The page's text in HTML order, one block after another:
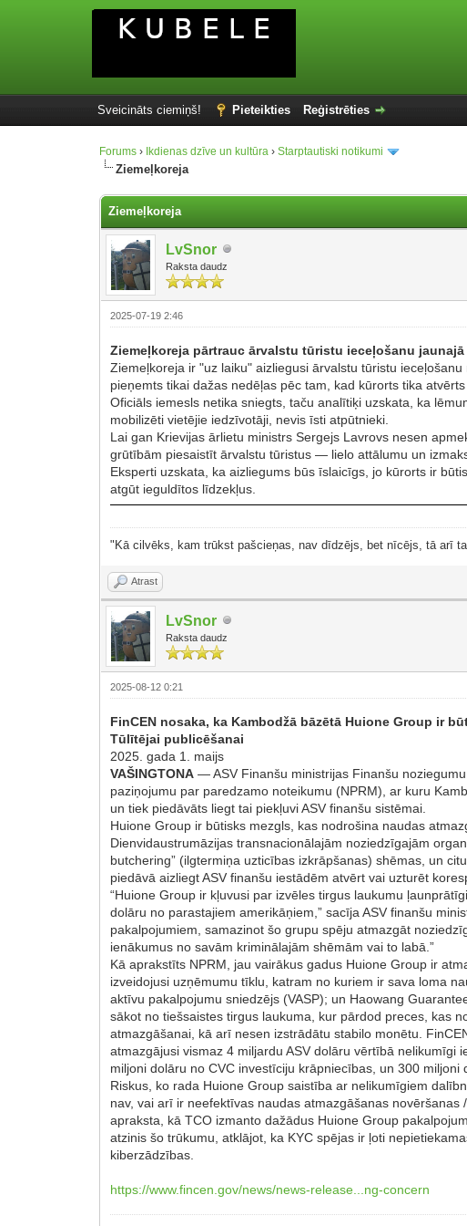
Sveicināts ciemiņš! Pieteikties Reģistrēties
Forums › Ikdienas dzīve un kultūra ›Starptautiski notikumi
Ziemeļkoreja
Ziemeļkoreja
LvSnor
Raksta daudz
2025-07-19 2:46
Ziemeļkoreja pārtrauc ārvalstu tūristu ieceļošanu
Ziemeļkoreja ir "uz laiku" aizliegusi ārvalstu tūristu
pieņemts tikai dažas nedēļas pēc tam, kad kūrorts tika
Oficiāls iemesls netika sniegts, taču analītiķi uzskata, ka
mobilizēti vietējie iedzīvotāji, nevis īsti atpūtnieki.
Lai gan Krievijas ārlietu ministrs Sergejs Lavrovs nesen
grūtībām piesaistīt ārvalstu tūristus — lielo attālumu un
Eksperti uzskata, ka aizliegums būs īslaicīgs, jo kūrorts ir
atgūt ieguldītos līdzekļus.
"Kā cilvēks, kam trūkst pašcieņas, nav dīdzējs, bet nīcējs, tā arī
Atrast
LvSnor
Raksta daudz
2025-08-12 0:21
FinCEN nosaka, ka Kambodžā bāzētā Huione Group ir
Tūlītējai publicēšanai
2025. gada 1. maijs
VAŠINGTONA — ASV Finanšu ministrijas Finanšu
paziņojumu par paredzamo noteikumu (NPRM), ar kuru
un tiek piedāvāts liegt tai piekļuvi ASV finanšu sistēmai.
Huione Group ir būtisks mezgls, kas nodrošina naudas
Dienvidaustrumāzijas transnacionālajām noziedzīgajām
butchering” (ilgtermiņa uzticības izkrāpšanas) shēmas, un
piedāvā aizliegt ASV finanšu iestādēm atvērt vai uzturēt
“Huione Group ir kļuvusi par izvēles tirgus laukumu
dolāru no parastajiem amerikāņiem,” sacīja ASV finanšu
pakalpojumiem, samazinot šo grupu spēju atmazgāt
ienākumus no savām kriminālajām shēmām vai to labā.”
Kā aprakstīts NPRM, jau vairākus gadus Huione Group ir
izveidojusi uzņēmumu tīklu, katram no kuriem ir sava loma
aktīvu pakalpojumu sniedzējs (VASP); un Haowang
sākot no tiešsaistes tirgus laukuma, kur pārdod preces, kas
atmazgāšanai, kā arī nesen izstrādātu stabilo monētu.
atmazgājusi vismaz 4 miljardu ASV dolāru vērtībā
miljoni dolāru no CVC investīciju krāpniecības, un 300 miljoni
Riskus, ko rada Huione Group saistība ar nelikumīgiem
nav, vai arī ir neefektīvas naudas atmazgāšanas
apraksta, kā TCO izmanto dažādus Huione Group
atzinis šo trūkumu, atklājot, ka KYC spējas ir ļoti
kiberzādzības.
https://www.fincen.gov/news/news-release...ng-concern